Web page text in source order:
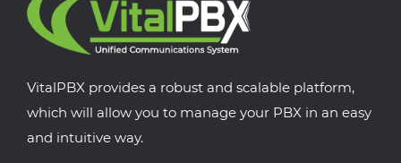
VitalPBX provides a robust and scalable platform,
which will allow you to manage your PBX in an easy
and intuitive way.